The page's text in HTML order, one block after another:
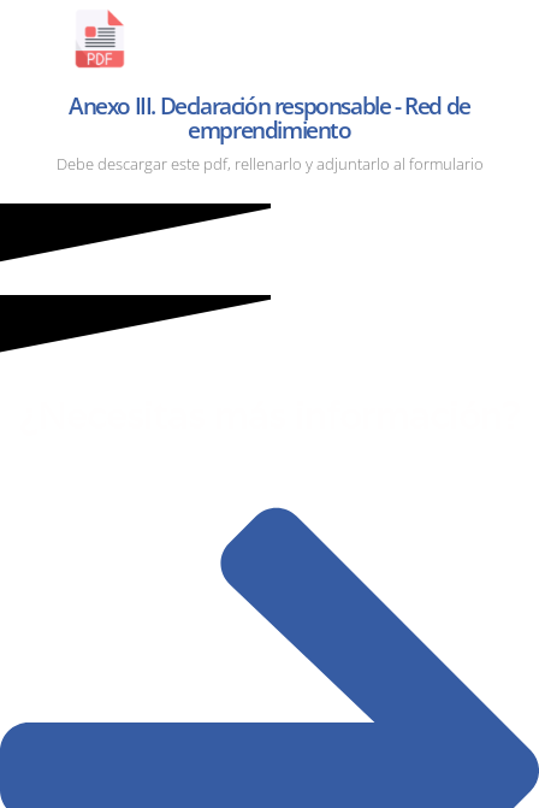
Anexo III. Declaración responsable - Red de
emprendimiento
Debe descargar este pdf, rellenarlo y adjuntarlo al formulario